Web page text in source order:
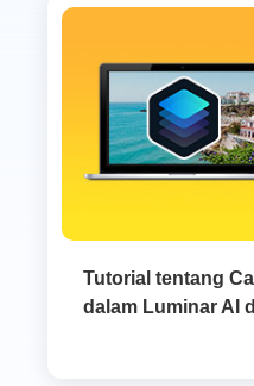
Tutorial tentang
dalam Luminar AI